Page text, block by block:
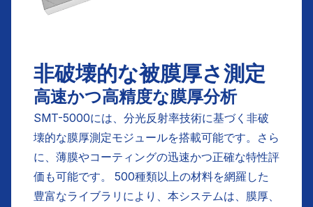
非破壊的な被膜厚さ測定
高速かつ高精度な膜厚分析
SMT-5000には、分光反射率技術に基づく非破
壊的な膜厚測定モジュールを搭載可能です。さら
に、薄膜やコーティングの迅速かつ正確な特性評
価も可能です。 500種類以上の材料を網羅した
豊富なライブラリにより、本システムは、膜厚、